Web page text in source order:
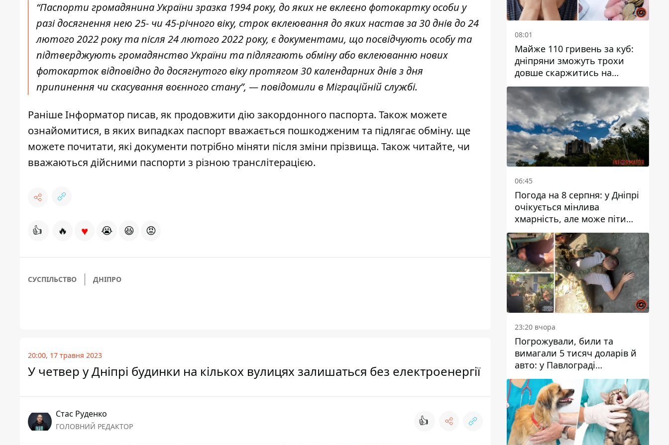
“Паспорти громадянина України зразка 1994 року, до яких не вклеєно фотокартку особи у
разі досягнення нею 25- чи 45-річного віку, строк вклеювання до яких настав за 30 днів до 24
лютого 2022 року та після 24 лютого 2022 року, є документами, що посвідчують особу та
підтверджують громадянство України та підлягають обміну або вклеюванню нових
фотокарток відповідно до досягнутого віку протягом 30 календарних днів з дня
припинення чи скасування воєнного стану”, — повідомили в Міграційній службі.
Раніше Інформатор писав, як продовжити дію закордонного паспорта. Також можете
ознайомитися, в яких випадках паспорт вважається пошкодженим та підлягає обміну. ще
можете почитати, які документи потрібно міняти після зміни прізвища. Також читайте, чи
вважаються дійсними паспорти з різною транслітерацією.
👍 🔥 ♥ 😭 😆 😡
СУСПІЛЬСТВО ДНІПРО
20:00, 17 травня 2023
У четвер у Дніпрі будинки на кількох вулицях залишаться без електроенергії
Стас Руденко
ГОЛОВНИЙ РЕДАКТОР 👍
08:01
Майже 110 гривень за куб:
дніпряни зможуть трохи
довше скаржитись на
заплановані тарифи на воду
на 2027 рік
06:45
Погода на 8 серпня: у Дніпрі
очікується мінлива
хмарність, але може піти
дощ
23:20 вчора
Погрожували, били та
вимагали 5 тисяч доларів й
авто: у Павлограді
затримали двох чоловіків